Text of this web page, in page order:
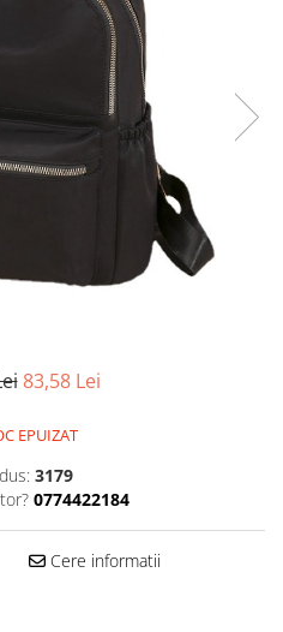
83,58 Lei
EPUIZAT
3179
0774422184
Cere informatii